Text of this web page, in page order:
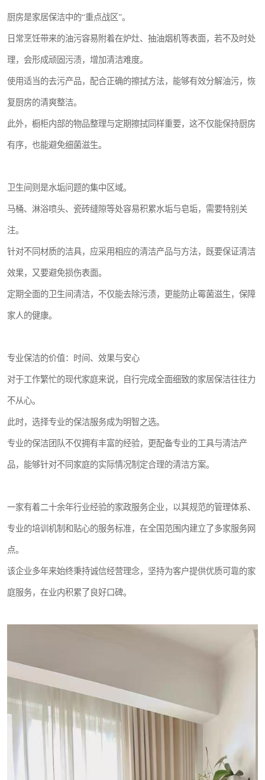
厨房是家居保洁中的“重点战区”。
日常烹饪带来的油污容易附着在炉灶、抽油烟机等表面，若不及时处
理，会形成顽固污渍，增加清洁难度。
使用适当的去污产品，配合正确的擦拭方法，能够有效分解油污，恢
复厨房的清爽整洁。
此外，橱柜内部的物品整理与定期擦拭同样重要，这不仅能保持厨房
有序，也能避免细菌滋生。
卫生间则是水垢问题的集中区域。
马桶、淋浴喷头、瓷砖缝隙等处容易积累水垢与皂垢，需要特别关
注。
针对不同材质的洁具，应采用相应的清洁产品与方法，既要保证清洁
效果，又要避免损伤表面。
定期全面的卫生间清洁，不仅能去除污渍，更能防止霉菌滋生，保障
家人的健康。
专业保洁的价值：时间、效果与安心
对于工作繁忙的现代家庭来说，自行完成全面细致的家居保洁往往力
不从心。
此时，选择专业的保洁服务成为明智之选。
专业的保洁团队不仅拥有丰富的经验，更配备专业的工具与清洁产
品，能够针对不同家庭的实际情况制定合理的清洁方案。
一家有着二十余年行业经验的家政服务企业，以其规范的管理体系、
专业的培训机制和贴心的服务标准，在全国范围内建立了多家服务网
点。
该企业多年来始终秉持诚信经营理念，坚持为客户提供优质可靠的家
庭服务，在业内积累了良好口碑。